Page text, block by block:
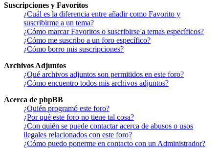
Suscripciones y Favoritos
¿Cuál es la diferencia entre añadir como Favorito y
suscribirme a un tema?
¿Cómo marcar Favoritos o suscribirse a temas específicos?
¿Cómo me suscribo a un foro específico?
¿Cómo borro mis suscripciones?
Archivos Adjuntos
¿Qué archivos adjuntos son permitidos en este foro?
¿Cómo encuentro todos mis archivos adjuntos?
Acerca de phpBB
¿Quién programó este foro?
¿Por qué este foro no tiene tal cosa?
¿Con quién se puede contactar acerca de abusos o usos
ilegales relacionados con este foro?
¿Cómo puedo ponerme en contacto con un Administrador?